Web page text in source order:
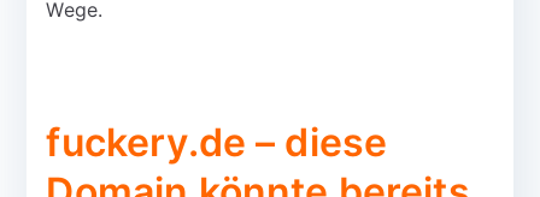
Wege.
fuckery.de – diese